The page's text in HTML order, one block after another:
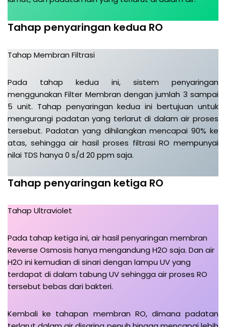
Tahap penyaringan kedua RO
Tahap Membran Filtrasi
Pada tahap kedua ini, sistem penyaringan
menggunakan Filter Membran dengan jumlah 3 sampai
5 unit. Tahap penyaringan kedua ini bertujuan untuk
mengurangi padatan yang terlarut di dalam air proses
tersebut. Padatan yang dihilangkan mencapai 90% ke
atas, sehingga air hasil proses filtrasi RO mempunyai
nilai TDS hanya 0 s/d 20 ppm saja.
Tahap penyaringan ketiga RO
Tahap Ultraviolet
Pada tahap ketiga ini, air hasil penyaringan membran
Reverse Osmosis hanya mengandung H2O saja. Dan air
H2O ini kemudian di sinari dengan lampu UV yang
terdapat di dalam tabung UV sehingga air proses RO
tersebut bebas dari bakteri.
Kembali ke tahapan membran RO, dimana padatan